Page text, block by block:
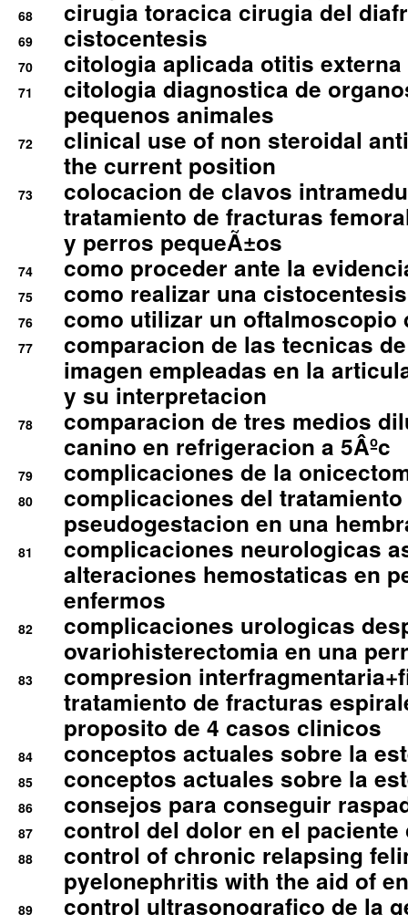
68 cirugia toracica cirugia del
69 cistocentesis
70 citologia aplicada otitis externa
71
citologia diagnostica de
pequenos animales
72
clinical use of non steroidal
the current position
73
colocacion de clavos
tratamiento de fracturas
y perros pequeÃ±os
74 como proceder ante la
75 como realizar una
76 como utilizar un oftalmoscopio
77
comparacion de las tecnicas
imagen empleadas en la
y su interpretacion
78
comparacion de tres medios
canino en refrigeracion a 5Âºc
79 complicaciones de la
80
complicaciones del
pseudogestacion en una
81
complicaciones neurologicas
alteraciones hemostaticas en
enfermos
82
complicaciones urologicas
ovariohisterectomia en una
83
compresion
tratamiento de fracturas
proposito de 4 casos clinicos
84 conceptos actuales sobre la
85 conceptos actuales sobre la
86 consejos para conseguir
87 control del dolor en el
88
control of chronic relapsing
pyelonephritis with the aid of
89
control ultrasonografico de la